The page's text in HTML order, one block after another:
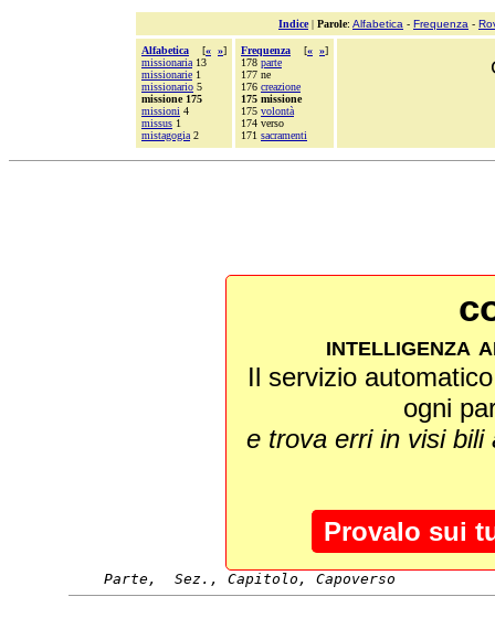
Indice| Parole: Alfabetica - Frequenza -
Alfabetica [« »]
missionaria 13
missionarie 1
missionario 5
missione 175
missioni 4
missus 1
mistagogia 2
Frequenza [« »]
178 parte
177 ne
176 creazione
175 missione
175 volontà
174 verso
171 sacramenti
intelligenza
Il servizio
ogni
e trova erri in visi
Provalo sui
Parte,  Sez., Capitolo, Capoverso